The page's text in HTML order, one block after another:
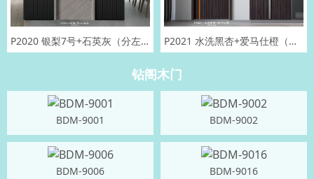
P2020 银梨7号+石英灰（分左右） P2021 水洗黑杏+爱马仕橙（分左右）
钻阁木门
BDM-9001 BDM-9002
BDM-9006 BDM-9016